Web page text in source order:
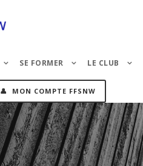
SE FORMER LE CLUB
👤 MON COMPTE FFSNW